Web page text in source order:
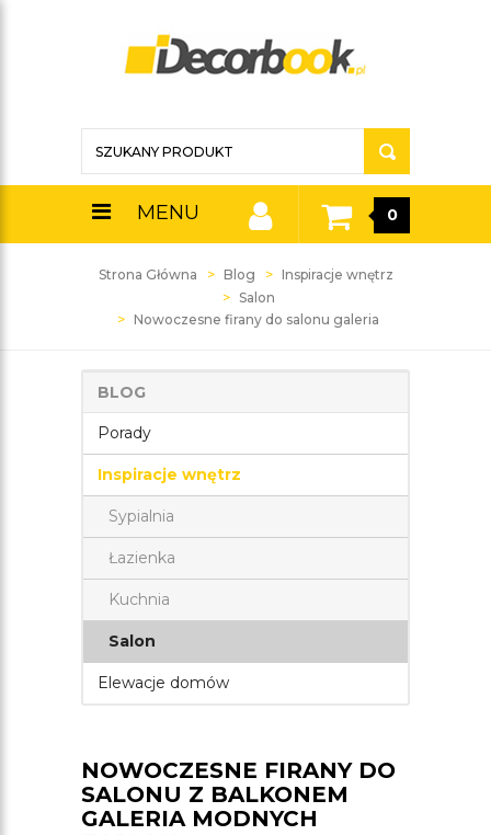
MENU 0
Strona Główna Blog
Inspiracje wnętrz
Salon
Nowoczesne firany do salonu galeria
BLOG
Porady
Inspiracje wnętrz
Sypialnia
Łazienka
Kuchnia
Salon
Elewacje domów
NOWOCZESNE FIRANY DO
SALONU Z BALKONEM
GALERIA MODNYCH